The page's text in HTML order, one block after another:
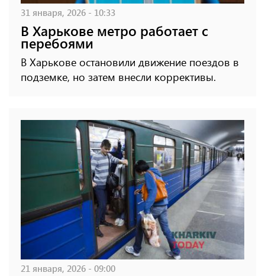
31 января, 2026 - 10:33
В Харькове метро работает с
перебоями
В Харькове остановили движение поездов в
подземке, но затем внесли коррективы.
21 января, 2026 - 09:00